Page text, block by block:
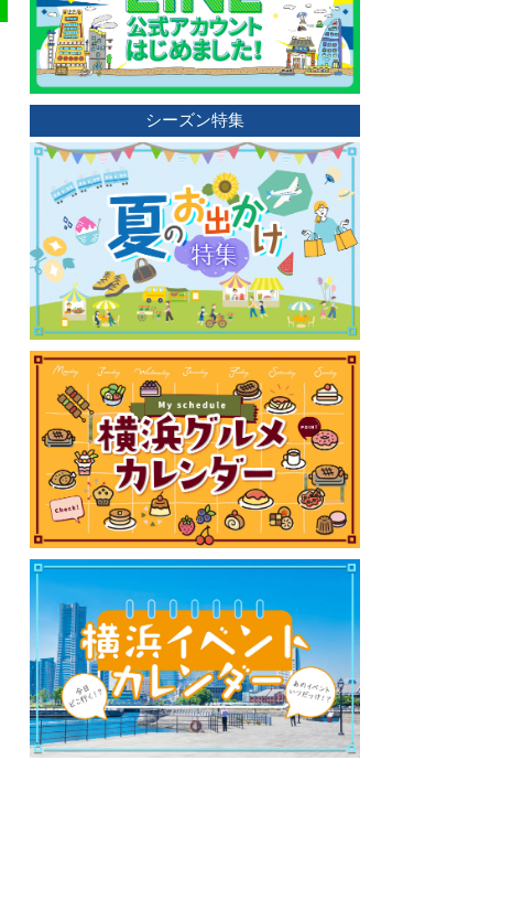
シーズン特集